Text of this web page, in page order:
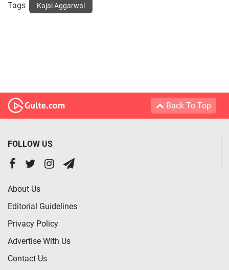
Tags Kajal Aggarwal
Back To Top
FOLLOW US
About Us
Editorial Guidelines
Privacy Policy
Advertise With Us
Contact Us